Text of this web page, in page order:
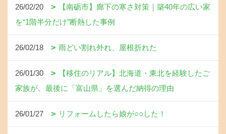
26/02/20
【南砺市】廊下の寒さ対策｜築40年の広い家
を“1階半分だけ”断熱した事例
26/02/18 雨どい割れ外れ、屋根折れた
26/01/30
【移住のリアル】北海道・東北を経験したご
家族が、最後に「富山県」を選んだ納得の理由
26/01/27 リフォームしたら娘が○○した！